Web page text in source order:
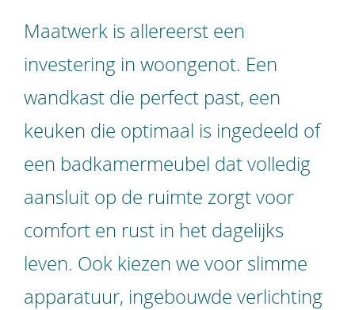
Maatwerk is allereerst een
investering in woongenot. Een
wandkast die perfect past, een
keuken die optimaal is ingedeeld of
een badkamermeubel dat volledig
aansluit op de ruimte zorgt voor
comfort en rust in het dagelijks
leven. Ook kiezen we voor slimme
apparatuur, ingebouwde verlichting